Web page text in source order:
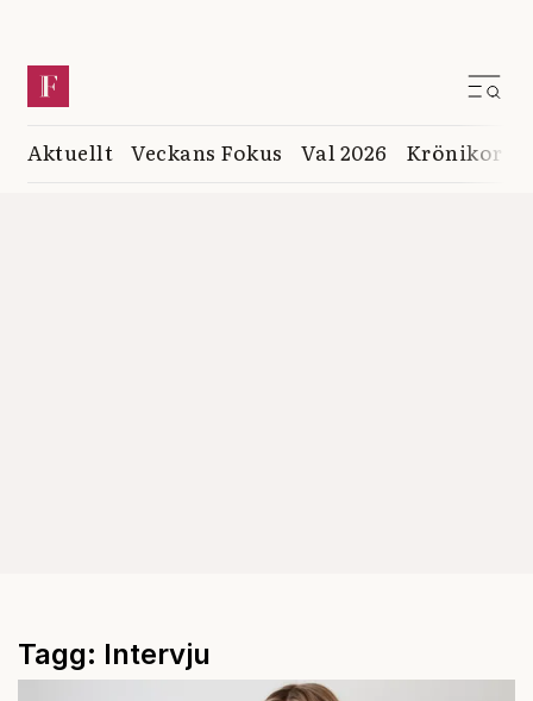
Aktuellt Veckans Fokus Val 2026 Krönikor
Tagg: Intervju